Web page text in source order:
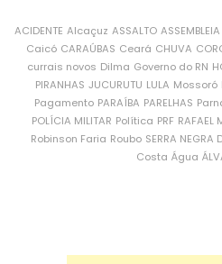
ACIDENTE Alcaçuz ASSALTO
Caicó CARAÚBAS Ceará CHUVA
currais novos Dilma Governo do RN
PIRANHAS JUCURUTU LULA Mossoró
Pagamento PARAÍBA PARELHAS
POLÍCIA MILITAR Política PRF RAFAEL
Robinson Faria Roubo SERRA NEGRA
Costa Água